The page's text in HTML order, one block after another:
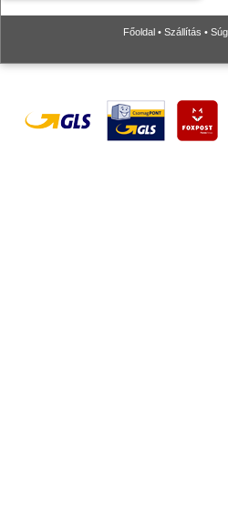
Főoldal • Szállítás •